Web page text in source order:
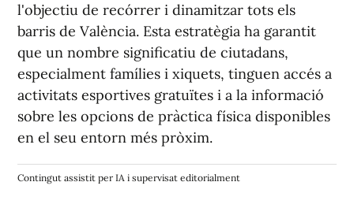
l'objectiu de recórrer i dinamitzar tots els
barris de València. Esta estratègia ha garantit
que un nombre significatiu de ciutadans,
especialment famílies i xiquets, tinguen accés a
activitats esportives gratuïtes i a la informació
sobre les opcions de pràctica física disponibles
en el seu entorn més pròxim.
Contingut assistit per IA i supervisat editorialment